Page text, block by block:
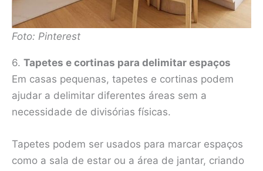
Foto: Pinterest
6. Tapetes e cortinas para delimitar espaços
Em casas pequenas, tapetes e cortinas podem
ajudar a delimitar diferentes áreas sem a
necessidade de divisórias físicas.
Tapetes podem ser usados para marcar espaços
como a sala de estar ou a área de jantar, criando